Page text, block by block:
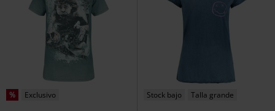
% Exclusivo Stock bajo Talla grande